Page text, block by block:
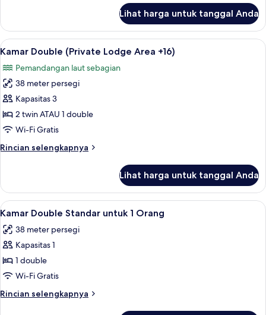
Area
+16)
Kamar
Double
untuk
Orang
(Private
Lodge
Area
+16)
Lihat harga untuk tanggal Anda
Lihat
semua
foto
untuk
Kamar
Double
(Private
Area
Brankas, meja kerja, Wi-Fi gratis, dan
4
Kamar Double (Private Lodge Area +16)
Pemandangan laut sebagian
38 meter persegi
Kapasitas 3
2 twin ATAU 1 double
Wi-Fi Gratis
Rincian selengkapnya
Rincian
Kamar
Double
(Private
Area
+16)
Lihat harga untuk tanggal Anda
Lihat
semua
foto
untuk
Kamar
Double
Standar
untuk
Brankas, meja kerja, Wi-Fi gratis, dan
4
Kamar Double Standar untuk 1 Orang
38 meter persegi
Kapasitas 1
1 double
Wi-Fi Gratis
Rincian selengkapnya
Rincian